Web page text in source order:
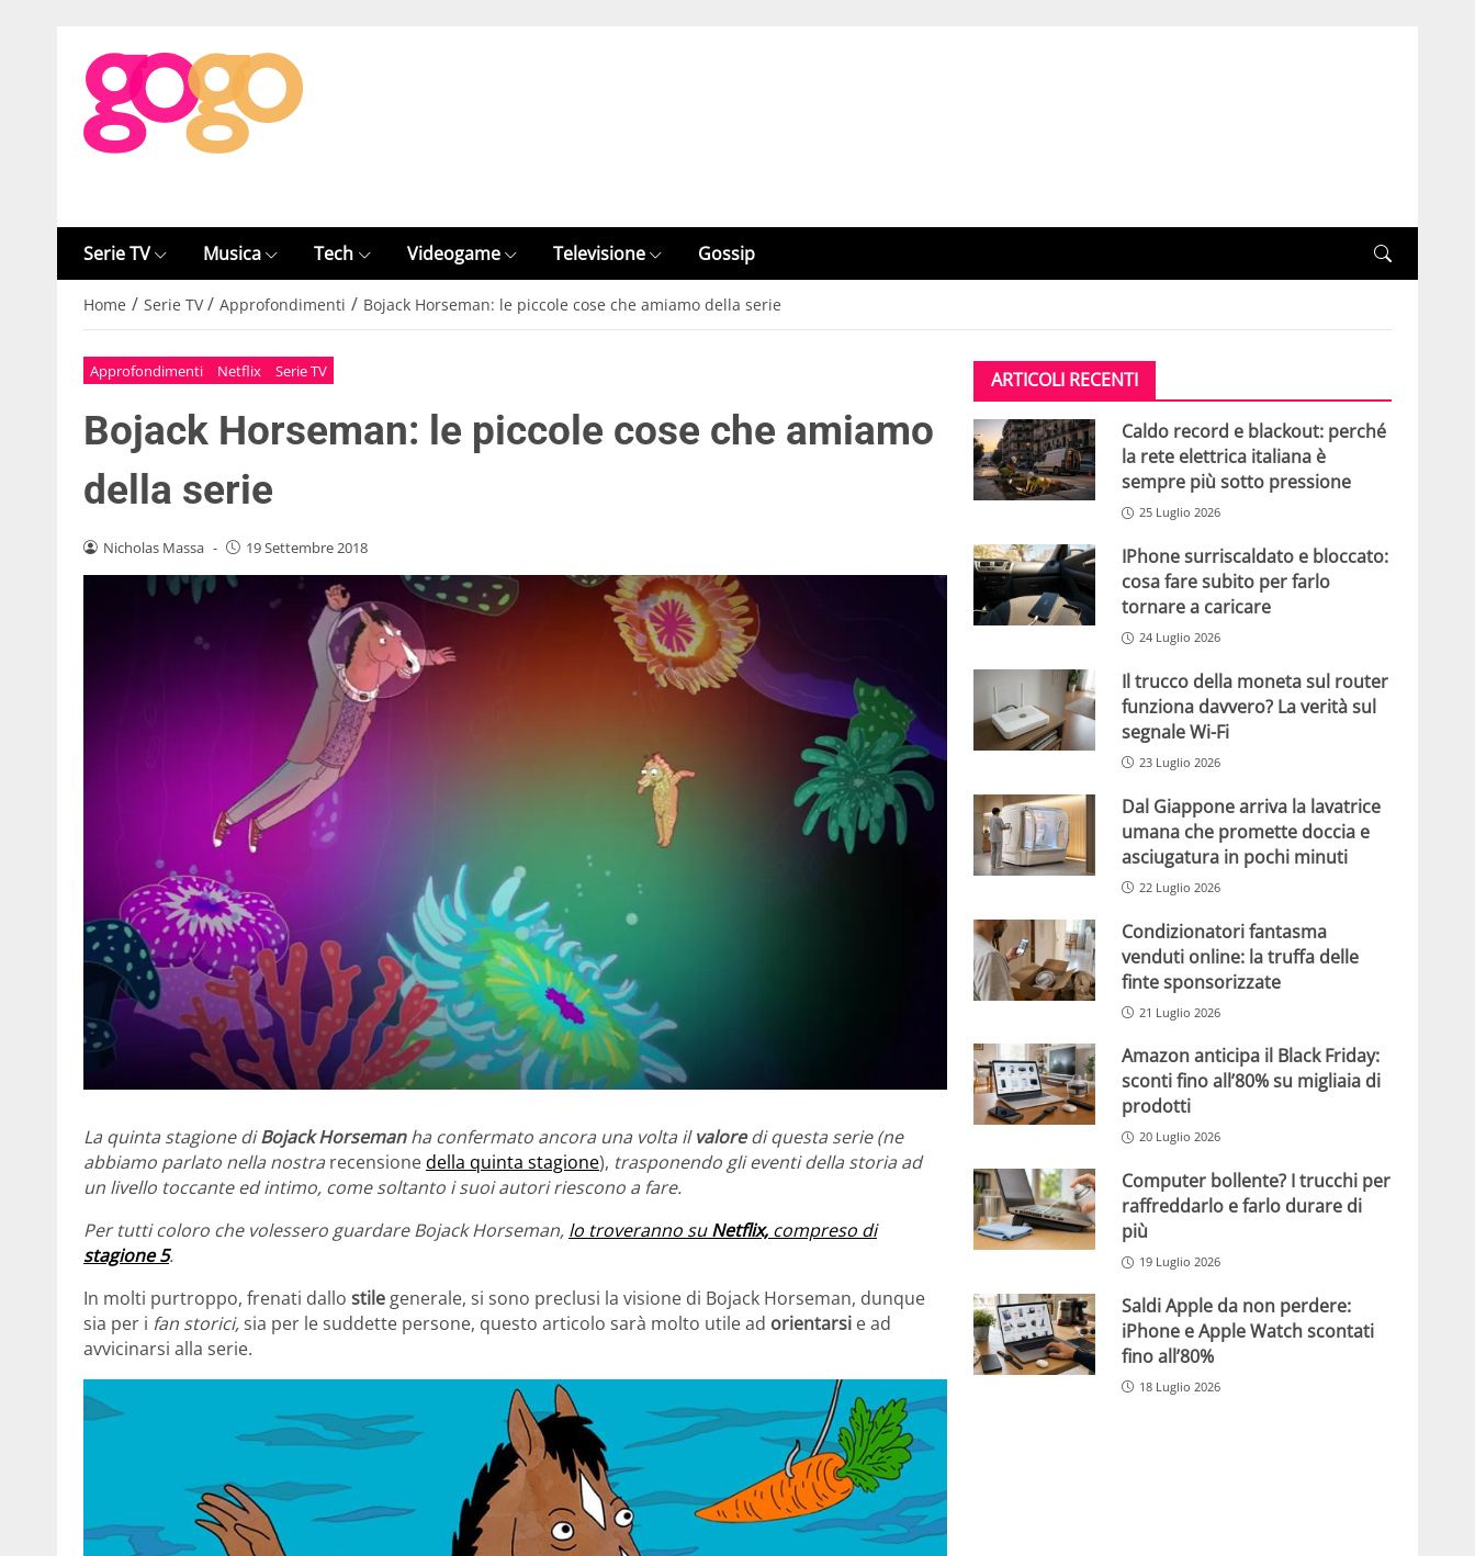
Serie TV Musica Tech Videogame Televisione Gossip
Home / Serie TV / Approfondimenti / Bojack Horseman: le piccole cose che amiamo della serie
Approfondimenti Netflix Serie TV
Bojack Horseman: le piccole cose che amiamo
della serie
Nicholas Massa - 19 Settembre 2018
La quinta stagione diBojack Horsemanha confermato ancora una volta ilvaloredi questa serie (ne
abbiamo parlato nella nostra recensionedella quinta stagione), trasponendo gli eventi della storia ad
un livello toccante ed intimo, come soltanto i suoi autori riescono a fare.
Per tutti coloro che volessero guardare Bojack Horseman, lo troveranno suNetflix, compreso di
stagione 5.
In molti purtroppo, frenati dallo stile generale, si sono preclusi la visione di Bojack Horseman, dunque
sia per i fan storici,sia per le suddette persone, questo articolo sarà molto utile ad orientarsi e ad
avvicinarsi alla serie.
ARTICOLI RECENTI
Caldo record e blackout: perché
la rete elettrica italiana è
sempre più sotto pressione
25 Luglio 2026
IPhone surriscaldato e bloccato:
cosa fare subito per farlo
tornare a caricare
24 Luglio 2026
Il trucco della moneta sul router
funziona davvero? La verità sul
segnale Wi-Fi
23 Luglio 2026
Dal Giappone arriva la lavatrice
umana che promette doccia e
asciugatura in pochi minuti
22 Luglio 2026
Condizionatori fantasma
venduti online: la truffa delle
finte sponsorizzate
21 Luglio 2026
Amazon anticipa il Black Friday:
sconti fino all’80% su migliaia di
prodotti
20 Luglio 2026
Computer bollente? I trucchi per
raffreddarlo e farlo durare di
più
19 Luglio 2026
Saldi Apple da non perdere:
iPhone e Apple Watch scontati
fino all’80%
18 Luglio 2026